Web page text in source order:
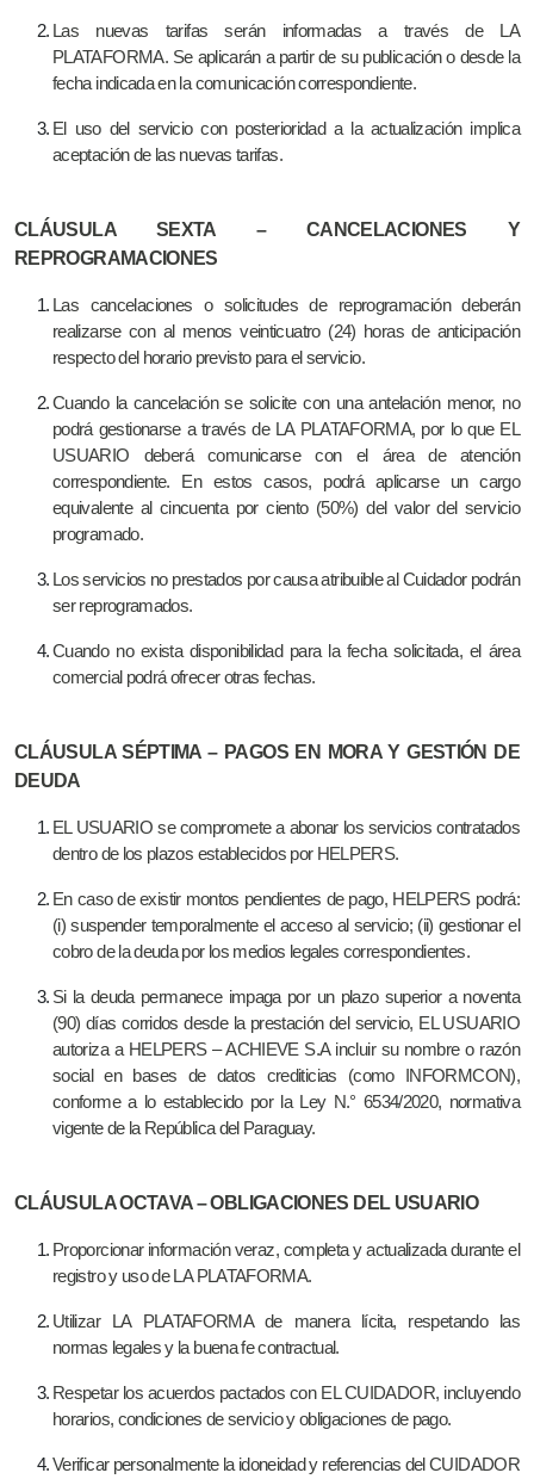
Las nuevas tarifas serán informadas a través de LA
PLATAFORMA. Se aplicarán a partir de su publicación o desde la
fecha indicada en la comunicación correspondiente.
El uso del servicio con posterioridad a la actualización implica
aceptación de las nuevas tarifas.
CLÁUSULA SEXTA – CANCELACIONES Y
REPROGRAMACIONES
Las cancelaciones o solicitudes de reprogramación deberán
realizarse con al menos veinticuatro (24) horas de anticipación
respecto del horario previsto para el servicio.
Cuando la cancelación se solicite con una antelación menor, no
podrá gestionarse a través de LA PLATAFORMA, por lo que EL
USUARIO deberá comunicarse con el área de atención
correspondiente. En estos casos, podrá aplicarse un cargo
equivalente al cincuenta por ciento (50%) del valor del servicio
programado.
Los servicios no prestados por causa atribuible al Cuidador podrán
ser reprogramados.
Cuando no exista disponibilidad para la fecha solicitada, el área
comercial podrá ofrecer otras fechas.
CLÁUSULA SÉPTIMA – PAGOS EN MORA Y GESTIÓN DE
DEUDA
EL USUARIO se compromete a abonar los servicios contratados
dentro de los plazos establecidos por HELPERS.
En caso de existir montos pendientes de pago, HELPERS podrá:
(i) suspender temporalmente el acceso al servicio; (ii) gestionar el
cobro de la deuda por los medios legales correspondientes.
Si la deuda permanece impaga por un plazo superior a noventa
(90) días corridos desde la prestación del servicio, EL USUARIO
autoriza a HELPERS – ACHIEVE S.A incluir su nombre o razón
social en bases de datos crediticias (como INFORMCON),
conforme a lo establecido por la Ley N.° 6534/2020, normativa
vigente de la República del Paraguay.
CLÁUSULA OCTAVA – OBLIGACIONES DEL USUARIO
Proporcionar información veraz, completa y actualizada durante el
registro y uso de LA PLATAFORMA.
Utilizar LA PLATAFORMA de manera lícita, respetando las
normas legales y la buena fe contractual.
Respetar los acuerdos pactados con EL CUIDADOR, incluyendo
horarios, condiciones de servicio y obligaciones de pago.
Verificar personalmente la idoneidad y referencias del CUIDADOR